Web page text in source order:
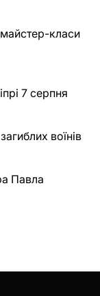
класи
7 серпня
воїнів
Павла